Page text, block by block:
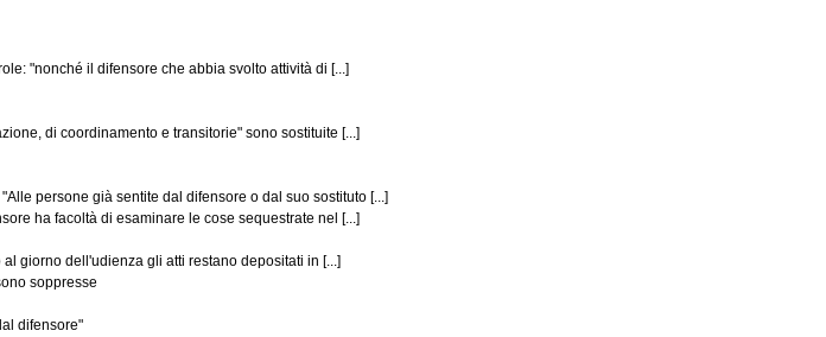
"nonché il difensore che abbia svolto attività di [...]
di coordinamento e transitorie" sono sostituite [...]
persone già sentite dal difensore o dal suo sostituto [...]
ha facoltà di esaminare le cose sequestrate nel [...]
giorno dell'udienza gli atti restano depositati in [...]
soppresse
difensore"